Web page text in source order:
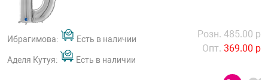
Ибрагимова: Есть в наличии
Аделя Кутуя: Есть в наличии
Розн. 485.00 р
Опт. 369.00 р